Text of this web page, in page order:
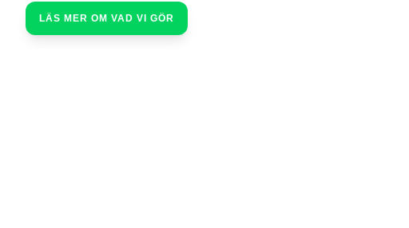
LÄS MER OM VAD VI GÖR